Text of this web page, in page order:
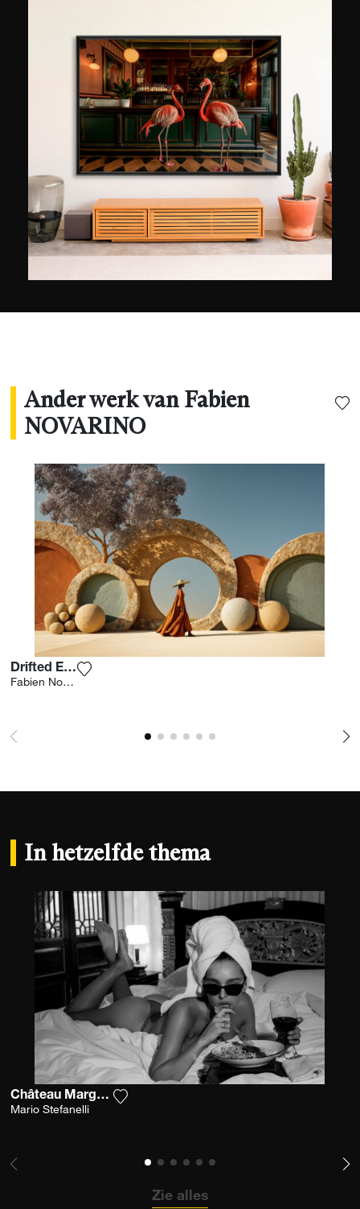
werkterrein uit en besteedde hij vooral aandacht
aan locaties met opvallende contrasten. Denk
maar aan New York of Parijs. In 2010 zette hij
zijn schildersezel aan de kant om fotografie in
zijn werk toe te laten. Zijn picturale kunst kreeg
zo een meer hedendaagse invulling. Hij creëert
vandaag originele grafische werken in Neo Pop,
een stijl die schatplichtig is aan de Pop Art uit de
jaren '50.
Ander werk van Fabien
NOVARINO
Drifted Earth
Fabien Novarino
In hetzelfde thema
Château Margaux 1982 2
Mario Stefanelli
Zie alles